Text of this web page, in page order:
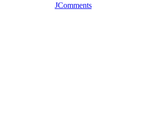
JComments